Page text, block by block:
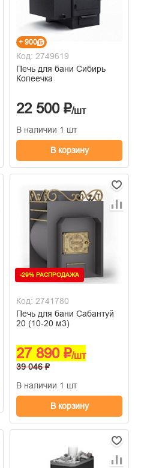
+ 900
Код: 2749619
Печь для бани Сибирь
Копеечка
22 500 ₽/шт
В наличии 1 шт
В корзину
-29% РАСПРОДАЖА
Код: 2741780
Печь для бани Сабантуй
20 (10-20 м3)
27 890 ₽/шт
39 046 ₽
В наличии 1 шт
В корзину